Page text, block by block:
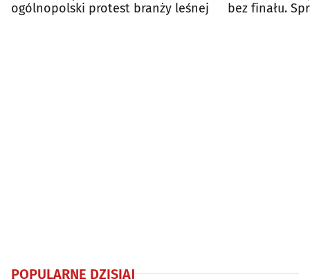
ogólnopolski protest branży leśnej
bez finału.
POPULARNE DZISIAJ